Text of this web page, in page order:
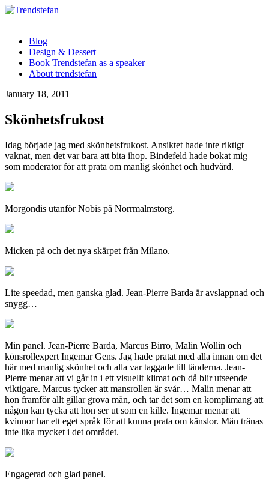
Blog
Design & Dessert
Book Trendstefan as a speaker
About trendstefan
January 18, 2011
Skönhetsfrukost
Idag började jag med skönhetsfrukost. Ansiktet hade inte riktigt
vaknat, men det var bara att bita ihop. Bindefeld hade bokat mig
som moderator för att prata om manlig skönhet och hudvård.
Morgondis utanför Nobis på Norrmalmstorg.
Micken på och det nya skärpet från Milano.
Lite speedad, men ganska glad. Jean-Pierre Barda är avslappnad och
snygg…
Min panel. Jean-Pierre Barda, Marcus Birro, Malin Wollin och
könsrollexpert Ingemar Gens. Jag hade pratat med alla innan om det
här med manlig skönhet och alla var taggade till tänderna. Jean-
Pierre menar att vi går in i ett visuellt klimat och då blir utseende
viktigare. Marcus tycker att mansrollen är svår… Malin menar att
hon framför allt gillar grova män, och tar det som en komplimang att
någon kan tycka att hon ser ut som en kille. Ingemar menar att
kvinnor har ett eget språk för att kunna prata om känslor. Män tränas
inte lika mycket i det området.
Engagerad och glad panel.